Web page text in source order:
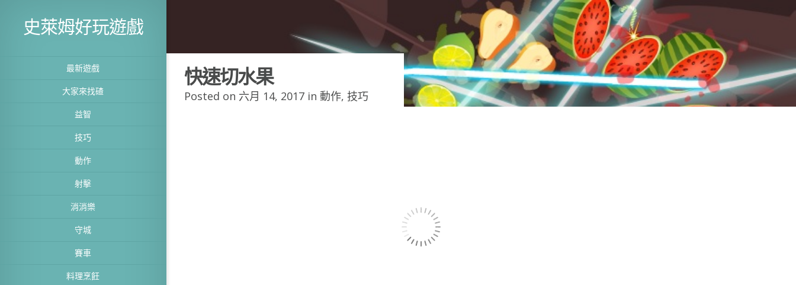
史萊姆好玩遊戲
最新遊戲
大家來找碴
益智
技巧
動作
射擊
消消樂
守城
賽車
料理烹飪
快速切水果
Posted on 六月 14, 2017 in 動作, 技巧